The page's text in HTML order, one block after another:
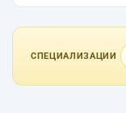
СПЕЦИАЛИЗАЦИИ